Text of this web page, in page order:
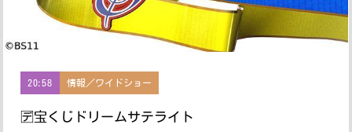
20:58 情報／ワイドショー
🈓宝くじドリームサテライト